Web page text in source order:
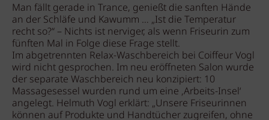
Man fällt gerade in Trance, genießt die sanften Hände
an der Schläfe und Kawumm … „Ist die Temperatur
recht so?“ – Nichts ist nerviger, als wenn Friseurin zum
fünften Mal in Folge diese Frage stellt.
Im abgetrennten Relax-Waschbereich bei Coiffeur Vogl
wird nicht gesprochen. Im neu eröffneten Salon wurde
der separate Waschbereich neu konzipiert: 10
Massagesessel wurden rund um eine ‚Arbeits-Insel‘
angelegt. Helmuth Vogl erklärt: „Unsere Friseurinnen
können auf Produkte und Handtücher zugreifen, ohne